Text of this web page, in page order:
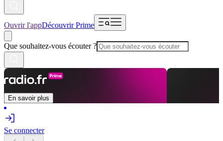
Ouvrir l'appDécouvrir Prime
Que souhaitez-vous écouter ?
En savoir plus
Se connecter